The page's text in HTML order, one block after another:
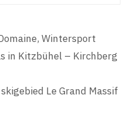
,Wintersport
in Kitzbühel – Kirchberg
Le Grand Massif